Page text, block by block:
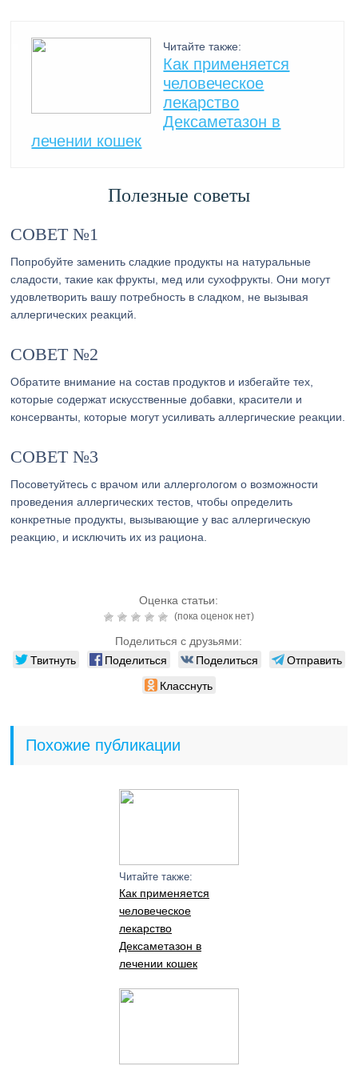
Читайте также:
Как применяется
человеческое
лекарство
Дексаметазон в
лечении кошек
Полезные советы
СОВЕТ №1
Попробуйте заменить сладкие продукты на натуральные
сладости, такие как фрукты, мед или сухофрукты. Они могут
удовлетворить вашу потребность в сладком, не вызывая
аллергических реакций.
СОВЕТ №2
Обратите внимание на состав продуктов и избегайте тех,
которые содержат искусственные добавки, красители и
консерванты, которые могут усиливать аллергические реакции.
СОВЕТ №3
Посоветуйтесь с врачом или аллергологом о возможности
проведения аллергических тестов, чтобы определить
конкретные продукты, вызывающие у вас аллергическую
реакцию, и исключить их из рациона.
Оценка статьи:
(пока оценок нет)
Поделиться с друзьями:
Твитнуть Поделиться Поделиться
Отправить
Класснуть
Похожие публикации
Читайте также:
Как применяется
человеческое
лекарство
Дексаметазон в
лечении кошек